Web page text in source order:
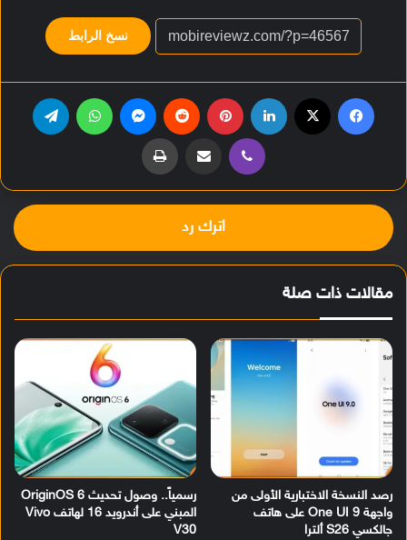
نسخ الرابط
ڤايبر مشاركة عبر البريد طباعة
اترك رد
مقالات ذات صلة
رصد النسخة الاختبارية الأولى من
واجهة One UI 9 على هاتف
جالكسي S26 ألترا
رسمياً.. وصول تحديث OriginOS 6
المبني على أندرويد 16 لهاتف Vivo
V30